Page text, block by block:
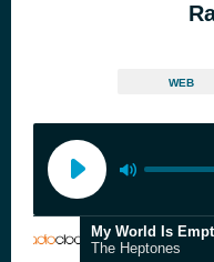
WEB
My World Is
The Heptones